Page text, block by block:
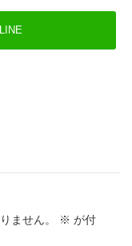
LINE
ません。 ※ が付